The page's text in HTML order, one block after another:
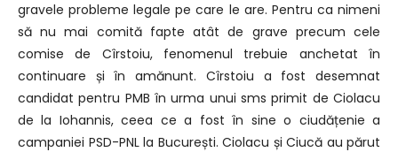
gravele probleme legale pe care le are. Pentru ca nimeni
să nu mai comită fapte atât de grave precum cele
comise de Cîrstoiu, fenomenul trebuie anchetat în
continuare și în amănunt. Cîrstoiu a fost desemnat
candidat pentru PMB în urma unui sms primit de Ciolacu
de la Iohannis, ceea ce a fost în sine o ciudățenie a
campaniei PSD-PNL la București. Ciolacu și Ciucă au părut